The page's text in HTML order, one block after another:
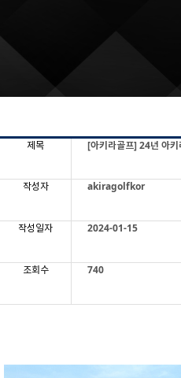
제목 [아키라골프] 24년 아
작성자 akiragolfkor
작성일자 2024-01-15
조회수 740